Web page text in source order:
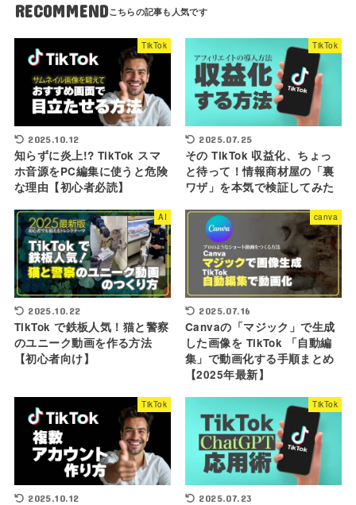
RECOMMEND
TikTok
2025.10.12
知らずに炎上!? TikTok スマ
ホ音源をPC編集に使うと危険
な理由【初心者必読】
TikTok
2025.07.25
その TikTok 収益化、ちょっ
と待って！情報商材屋の「裏
ワザ」を本気で検証してみた
AI
2025.10.22
TikTok で鉄板人気！猫と警察
のユニーク動画を作る方法
【初心者向け】
canva
2025.07.16
Canvaの「マジック」で生成
した画像を TikTok 「自動編
集」で動画化する手順まとめ
【2025年最新】
TikTok
2025.10.12
TikTok
2025.07.23